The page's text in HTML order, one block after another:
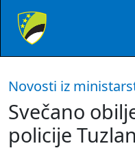
Novosti iz
Svečano
policije